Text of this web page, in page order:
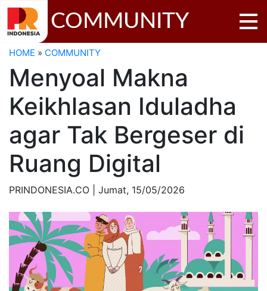
COMMUNITY
HOME » COMMUNITY
Menyoal Makna
Keikhlasan Iduladha
agar Tak Bergeser di
Ruang Digital
PRINDONESIA.CO | Jumat, 15/05/2026